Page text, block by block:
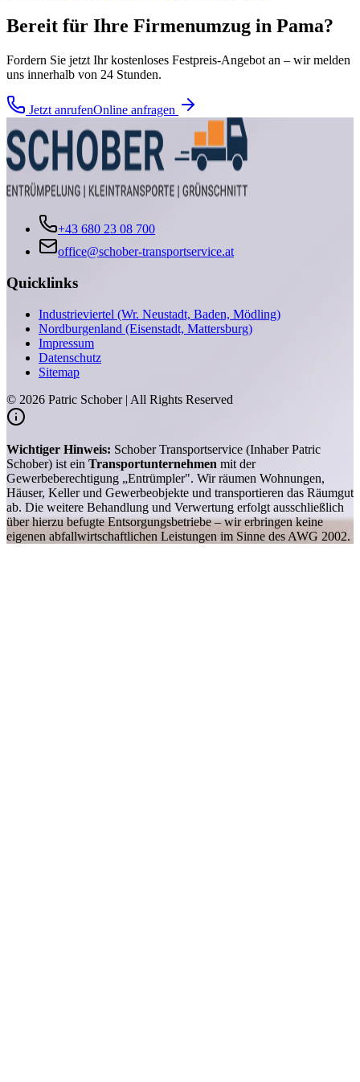
Bereit für Ihre Firmenumzug in Pama?
Fordern Sie jetzt Ihr kostenloses Festpreis-Angebot an – wir melden
uns innerhalb von 24 Stunden.
Jetzt anrufenOnline anfragen
+43 680 23 08 700
office@schober-transportservice.at
Quicklinks
Industrieviertel (Wr. Neustadt, Baden, Mödling)
Nordburgenland (Eisenstadt, Mattersburg)
Impressum
Datenschutz
Sitemap
© 2026 Patric Schober | All Rights Reserved
Wichtiger Hinweis: Schober Transportservice (Inhaber Patric
Schober) ist ein Transportunternehmen mit der
Gewerbeberechtigung „Entrümpler". Wir räumen Wohnungen,
Häuser, Keller und Gewerbeobjekte und transportieren das Räumgut
ab. Die weitere Behandlung und Verwertung erfolgt ausschließlich
über hierzu befugte Entsorgungsbetriebe – wir erbringen keine
eigenen abfallwirtschaftlichen Leistungen im Sinne des AWG 2002.